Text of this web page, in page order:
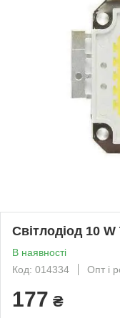
Світлодіод 10
В наявності
Код: 014334
Опт і
177 ₴